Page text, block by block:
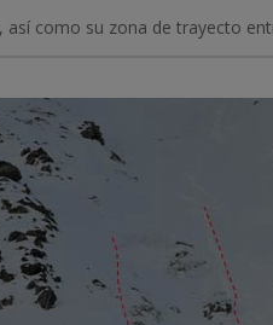
como su zona de trayecto